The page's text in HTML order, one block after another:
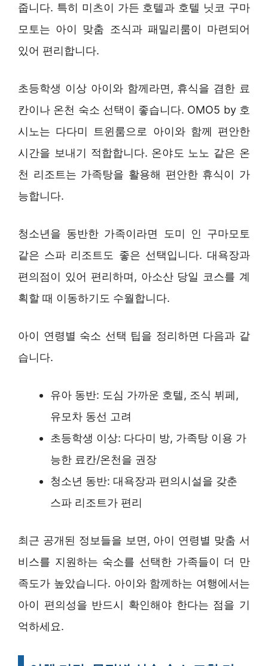
줍니다. 특히 미츠이 가든 호텔과 호텔 닛코 구마
모토는 아이 맞춤 조식과 패밀리룸이 마련되어
있어 편리합니다.
초등학생 이상 아이와 함께라면, 휴식을 겸한 료
칸이나 온천 숙소 선택이 좋습니다. OMO5 by 호
시노는 다다미 트윈룸으로 아이와 함께 편안한
시간을 보내기 적합합니다. 온야도 노노 같은 온
천 리조트는 가족탕을 활용해 편안한 휴식이 가
능합니다.
청소년을 동반한 가족이라면 도미 인 구마모토
같은 스파 리조트도 좋은 선택입니다. 대욕장과
편의점이 있어 편리하며, 아소산 당일 코스를 계
획할 때 이동하기도 수월합니다.
아이 연령별 숙소 선택 팁을 정리하면 다음과 같
습니다.
유아 동반: 도심 가까운 호텔, 조식 뷔페,
유모차 동선 고려
초등학생 이상: 다다미 방, 가족탕 이용 가
능한 료칸/온천을 권장
청소년 동반: 대욕장과 편의시설을 갖춘
스파 리조트가 편리
최근 공개된 정보들을 보면, 아이 연령별 맞춤 서
비스를 지원하는 숙소를 선택한 가족들이 더 만
족도가 높았습니다. 아이와 함께하는 여행에서는
아이 편의성을 반드시 확인해야 한다는 점을 기
억하세요.